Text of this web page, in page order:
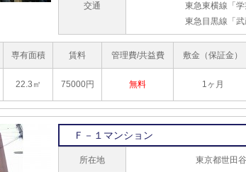
交通
東急東横線「
東急目黒線「
専有面積 賃料 管理費/共益費 敷金（保証金）
22.3㎡ 75000円 無料 1ヶ月
Ｆ－１マンション
所在地 東京都世田